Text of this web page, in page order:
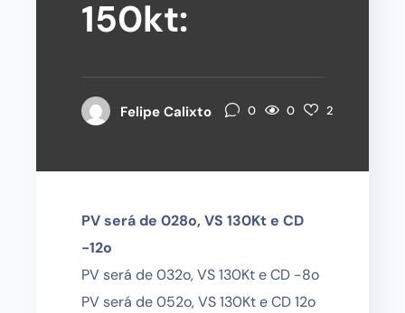
150kt:
Felipe Calixto 0 0 2
PV será de 028o, VS 130Kt e CD
-12o
PV será de 032o, VS 130Kt e CD -8o
PV será de 052o, VS 130Kt e CD 12o